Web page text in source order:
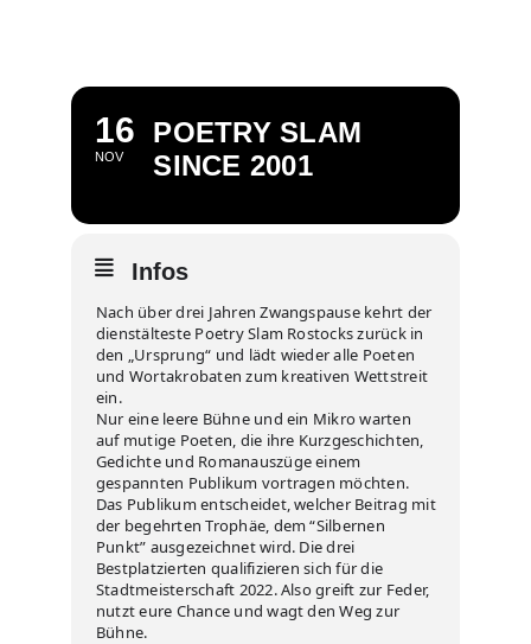
16
NOV
POETRY SLAM
SINCE 2001
Infos
Nach über drei Jahren Zwangspause kehrt der
dienstälteste Poetry Slam Rostocks zurück in
den „Ursprung“ und lädt wieder alle Poeten
und Wortakrobaten zum kreativen Wettstreit
ein.
Nur eine leere Bühne und ein Mikro warten
auf mutige Poeten, die ihre Kurzgeschichten,
Gedichte und Romanauszüge einem
gespannten Publikum vortragen möchten.
Das Publikum entscheidet, welcher Beitrag mit
der begehrten Trophäe, dem “Silbernen
Punkt” ausgezeichnet wird. Die drei
Bestplatzierten qualifizieren sich für die
Stadtmeisterschaft 2022. Also greift zur Feder,
nutzt eure Chance und wagt den Weg zur
Bühne.